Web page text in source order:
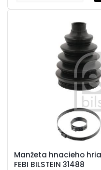
Manžeta hnacieho
FEBI BILSTEIN 31488